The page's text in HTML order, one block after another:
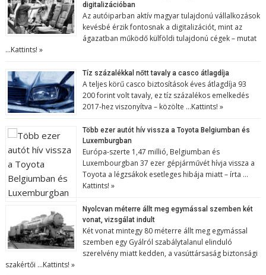
digitalizációban
Az autóiparban aktív magyar tulajdonú vállalkozások
kevésbé érzik fontosnak a digitalizációt, mint az
ágazatban működő külföldi tulajdonú cégek – mutat
…Kattints! »
Tíz százalékkal nőtt tavaly a casco átlagdíja
A teljes körű casco biztosítások éves átlagdíja 93
200 forint volt tavaly, ez tíz százalékos emelkedés
2017-hez viszonyítva – közölte …Kattints! »
Több ezer autót hív vissza a Toyota Belgiumban és
Luxemburgban
Európa-szerte 1,47 millió, Belgiumban és
Luxembourgban 37 ezer gépjárművét hívja vissza a
Toyota a légzsákok esetleges hibája miatt – írta …
Kattints! »
Nyolcvan méterre állt meg egymással szemben két
vonat, vizsgálat indult
Két vonat mintegy 80 méterre állt meg egymással
szemben egy Gyálról szabálytalanul elinduló
szerelvény miatt kedden, a vasúttársaság biztonsági
szakértői …Kattints! »